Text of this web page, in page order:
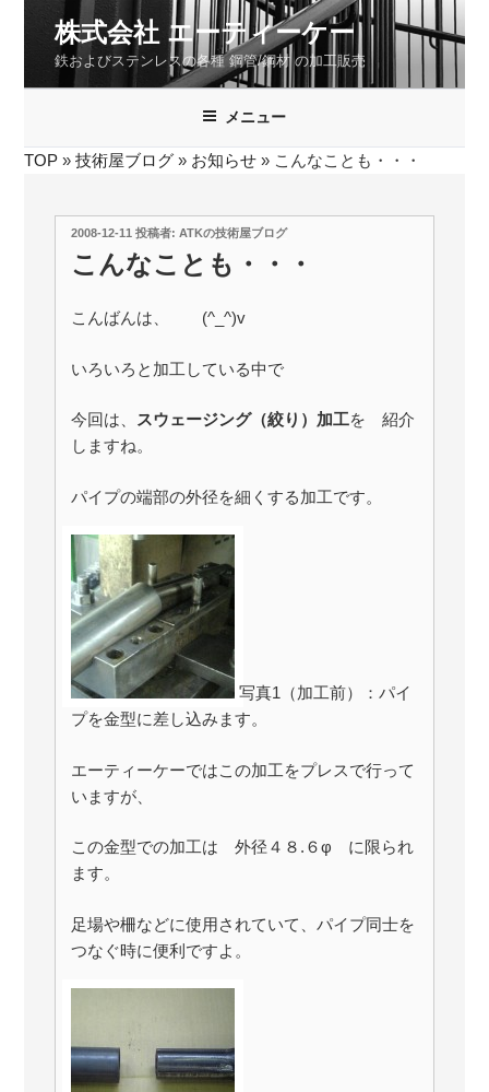
ン
ス
株式会社 エーティーケー
鉄およびステンレスの各種 鋼管/鋼材 の加工販売
メニュー
TOP » 技術屋ブログ » お知らせ » こんなことも・・・
投
稿
日:
2008-12-11投稿者: ATKの技術屋ブログ
こんなことも・・・
こんばんは、 (^_^)v
いろいろと加工している中で
今回は、 スウェージング（絞り）加工を 紹介
しますね。
パイプの端部の外径を細くする加工です。
写真1（加工前）：パイ
プを金型に差し込みます。
エーティーケーではこの加工をプレスで行って
いますが、
この金型での加工は 外径４８.６φ に限られ
ます。
足場や柵などに使用されていて、パイプ同士を
つなぐ時に便利ですよ。